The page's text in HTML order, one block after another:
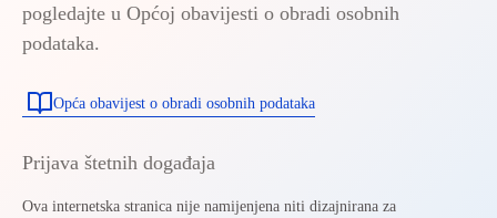
pogledajte u Općoj obavijesti o obradi osobnih
podataka.
Opća obavijest o obradi osobnih podataka
Prijava štetnih događaja
Ova internetska stranica nije namijenjena niti dizajnirana za